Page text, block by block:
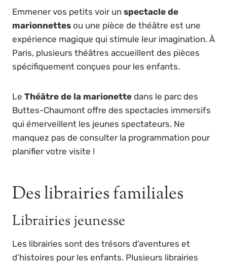
Emmener vos petits voir un spectacle de
marionnettes ou une pièce de théâtre est une
expérience magique qui stimule leur imagination. À
Paris, plusieurs théâtres accueillent des pièces
spécifiquement conçues pour les enfants.
Le Théâtre de la marionette dans le parc des
Buttes-Chaumont offre des spectacles immersifs
qui émerveillent les jeunes spectateurs. Ne
manquez pas de consulter la programmation pour
planifier votre visite !
Des librairies familiales
Librairies jeunesse
Les librairies sont des trésors d’aventures et
d’histoires pour les enfants. Plusieurs librairies